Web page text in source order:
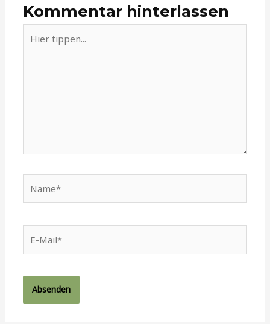
Kommentar hinterlassen
tippen...
Mail*